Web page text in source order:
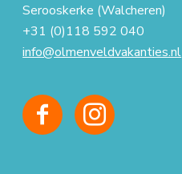
Serooskerke (Walcheren)
+31 (0)118 592 040
info@olmenveldvakanties.nl